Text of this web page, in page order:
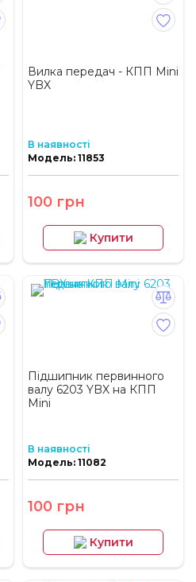
Вилка передач - КПП Mini
YBX
В наявності
Модель: 11853
100 грн
Купити
Підшипник первинного
валу 6203 YBX на КПП
Mini
В наявності
Модель: 11082
100 грн
Купити